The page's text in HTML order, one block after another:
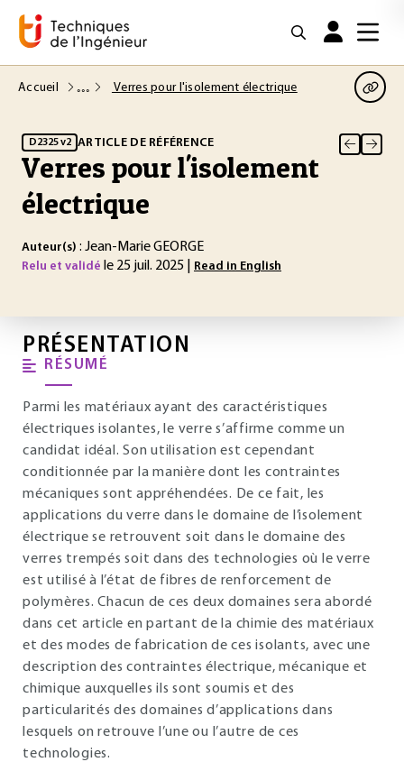
Accueil Verres pour l'isolement électrique
D2325 v2 ARTICLE DE RÉFÉRENCE
Verres pour l'isolement
électrique
Auteur(s) : Jean-Marie GEORGE
Relu et validé le 25 juil. 2025 | Read in English
PRÉSENTATION
RÉSUMÉ
Parmi les matériaux ayant des caractéristiques
électriques isolantes, le verre s’affirme comme un
candidat idéal. Son utilisation est cependant
conditionnée par la manière dont les contraintes
mécaniques sont appréhendées. De ce fait, les
applications du verre dans le domaine de l’isolement
électrique se retrouvent soit dans le domaine des
verres trempés soit dans des technologies où le verre
est utilisé à l’état de fibres de renforcement de
polymères. Chacun de ces deux domaines sera abordé
dans cet article en partant de la chimie des matériaux
et des modes de fabrication de ces isolants, avec une
description des contraintes électrique, mécanique et
chimique auxquelles ils sont soumis et des
particularités des domaines d’applications dans
lesquels on retrouve l’une ou l’autre de ces
technologies.